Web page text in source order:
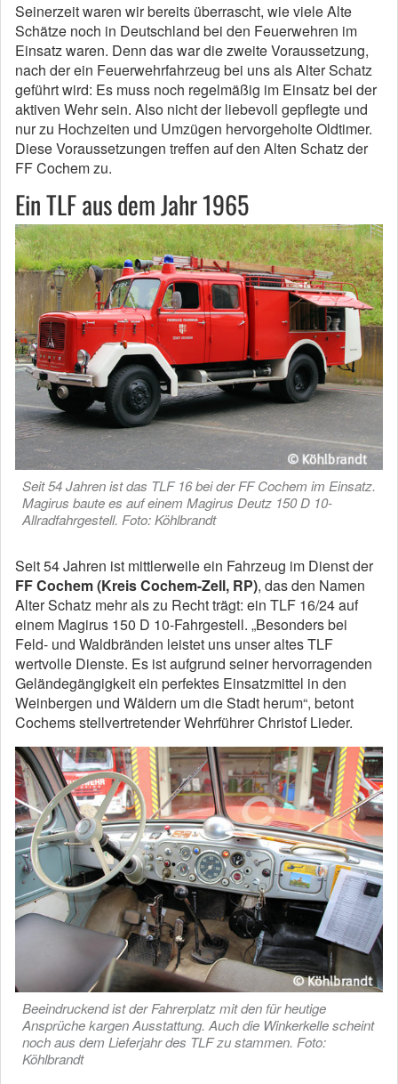
Seinerzeit waren wir bereits überrascht, wie viele Alte
Schätze noch in Deutschland bei den Feuerwehren im
Einsatz waren. Denn das war die zweite Voraussetzung,
nach der ein Feuerwehrfahrzeug bei uns als Alter Schatz
geführt wird: Es muss noch regelmäßig im Einsatz bei der
aktiven Wehr sein. Also nicht der liebevoll gepflegte und
nur zu Hochzeiten und Umzügen hervorgeholte Oldtimer.
Diese Voraussetzungen treffen auf den Alten Schatz der
FF Cochem zu.
Ein TLF aus dem Jahr 1965
Seit 54 Jahren ist das TLF 16 bei der FF Cochem im Einsatz.
Magirus baute es auf einem Magirus Deutz 150 D 10-
Allradfahrgestell. Foto: Köhlbrandt
Seit 54 Jahren ist mittlerweile ein Fahrzeug im Dienst der
FF Cochem (Kreis Cochem-Zell, RP), das den Namen
Alter Schatz mehr als zu Recht trägt: ein TLF 16/24 auf
einem Magirus 150 D 10-Fahrgestell. „Besonders bei
Feld- und Waldbränden leistet uns unser altes TLF
wertvolle Dienste. Es ist aufgrund seiner hervorragenden
Geländegängigkeit ein perfektes Einsatzmittel in den
Weinbergen und Wäldern um die Stadt herum“, betont
Cochems stellvertretender Wehrführer Christof Lieder.
Beeindruckend ist der Fahrerplatz mit den für heutige
Ansprüche kargen Ausstattung. Auch die Winkerkelle scheint
noch aus dem Lieferjahr des TLF zu stammen. Foto:
Köhlbrandt